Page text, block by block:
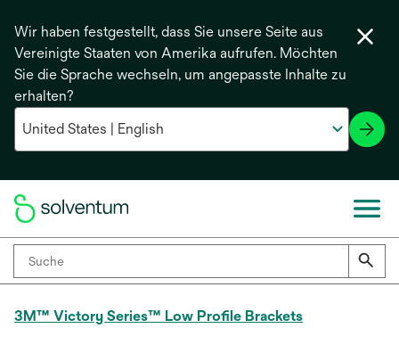
Wir haben festgestellt, dass Sie unsere Seite aus
Vereinigte Staaten von Amerika aufrufen. Möchten
Sie die Sprache wechseln, um angepasste Inhalte zu
erhalten?
3M™ Victory Series™ Low Profile Brackets